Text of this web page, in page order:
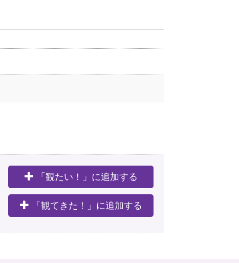
「観たい！」に追加する
「観てきた！」に追加する